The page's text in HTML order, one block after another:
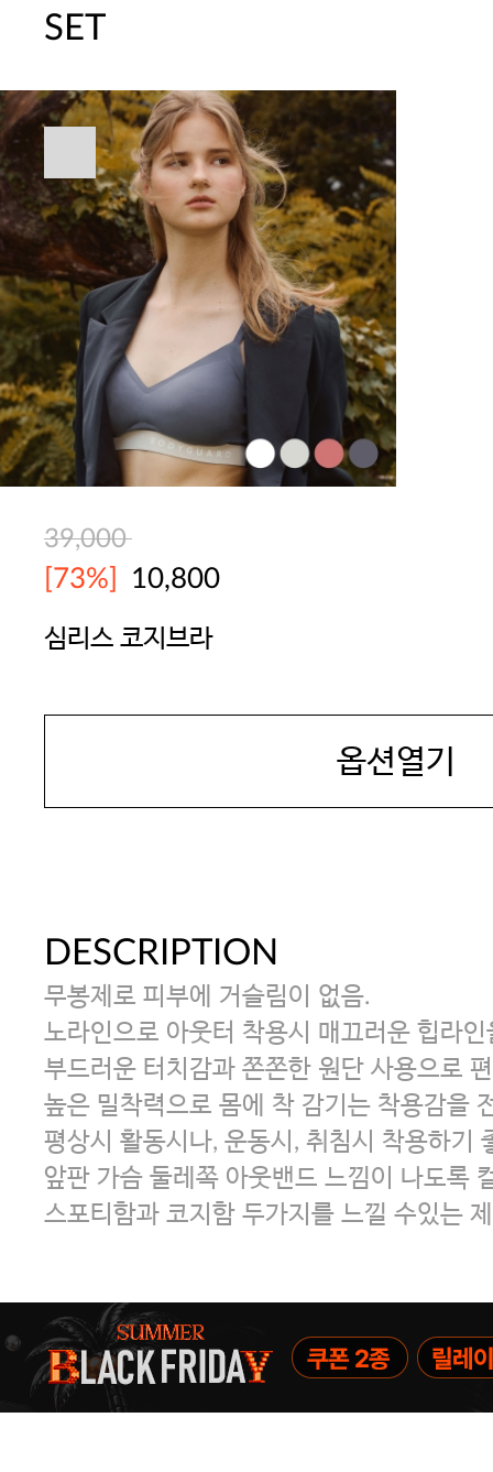
SET
39,000
[73%] 10,800
심리스 코지브라
옵션열기
DESCRIPTION
무봉제로 피부에 거슬림이 없음.
노라인으로 아웃터 착용시 매끄러운 힙라인
부드러운 터치감과 쫀쫀한 원단 사용으로
높은 밀착력으로 몸에 착 감기는 착용감을
평상시 활동시나, 운동시, 취침시 착용하기
앞판 가슴 둘레쪽 아웃밴드 느낌이 나도록
스포티함과 코지함 두가지를 느낄 수있는